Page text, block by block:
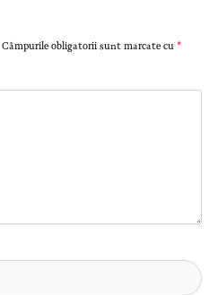
Câmpurile obligatorii sunt marcate cu *